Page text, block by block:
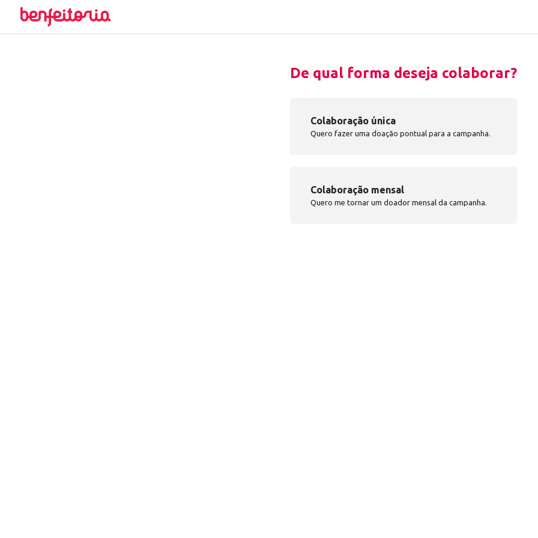
De qual forma deseja colaborar?
Colaboração única
Quero fazer uma doação pontual para a campanha.
Colaboração mensal
Quero me tornar um doador mensal da campanha.